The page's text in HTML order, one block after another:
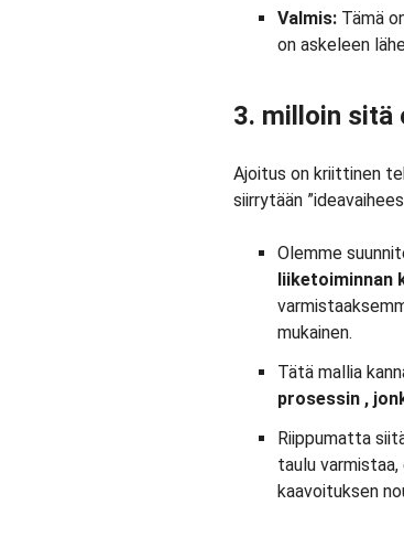
Valmis: Tämä
on askeleen
3. milloin sitä
Ajoitus on kriittinen
siirrytään
Olemme
liiketoiminnan
mukainen.
Tätä mallia
prosessin ,
Riippumatta
taulu
kaavoituksen